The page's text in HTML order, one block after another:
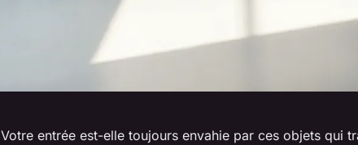
Votre entrée est-elle toujours envahie par ces objets qui